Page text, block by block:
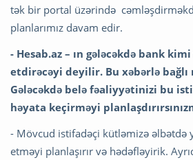
tək bir portal üzərində
planlarımız davam edir.
- Hesab.az – ın gələcəkdə bank
etdirəcəyi deyilir. Bu xəbərlə bağlı
Gələcəkdə belə fəaliyyətinizi bu
həyata keçirməyi
- Mövcud istifadəçi kütləmizə əlbətdə
etməyi planlaşırır və hədəfləyirik.